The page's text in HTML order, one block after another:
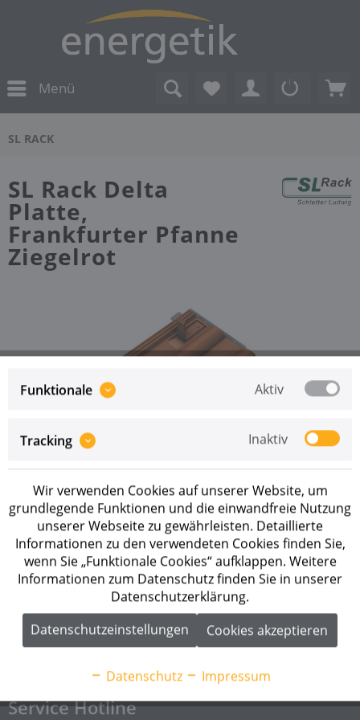
Menü
SL RACK
SL Rack Delta
Platte,
Frankfurter Pfanne
Ziegelrot
Geschäftskunde sichtbar.
Merken
Artikel-Nr.: 11550-00
SL Rack Delta Platte, Frankfurter Pfanne Ziegelrot RAL
8004 Dachersatzplatte...mehr
Service Hotline
Funktionale Aktiv
Tracking Inaktiv
Wir verwenden Cookies auf unserer Website, um
grundlegende Funktionen und die einwandfreie Nutzung
unserer Webseite zu gewährleisten. Detaillierte
Informationen zu den verwendeten Cookies finden Sie,
wenn Sie „Funktionale Cookies“ aufklappen. Weitere
Informationen zum Datenschutz finden Sie in unserer
Datenschutzerklärung.
Datenschutzeinstellungen
Cookies akzeptieren
Datenschutz Impressum